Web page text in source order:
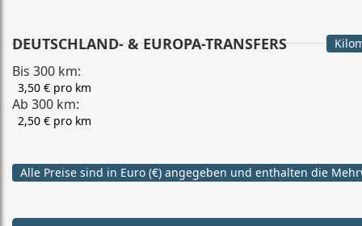
DEUTSCHLAND- & EUROPA-TRANSFERS
Bis 300 km:
3,50 € pro km
Ab 300 km:
2,50 € pro km
Alle Preise sind in Euro (€) angegeben und enthalten die